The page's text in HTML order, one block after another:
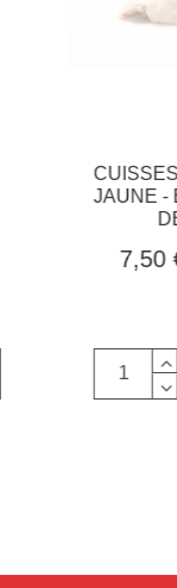
CUISSES DE
JAUNE -
DE
7,50 €